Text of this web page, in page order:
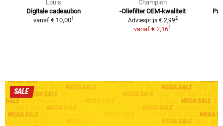
Louis
Digitale cadeaubon
vanaf € 10,001
Champion
-Oliefilter OEM-kwaliteit
Adviesprijs € 2,992
vanaf € 2,161
SALE